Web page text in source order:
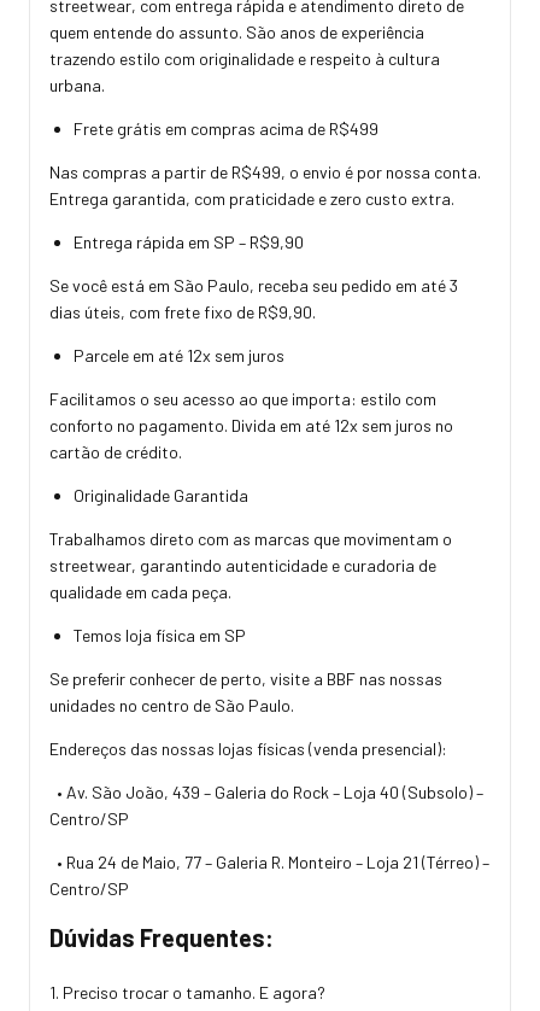
streetwear, com entrega rápida e atendimento direto de
quem entende do assunto. São anos de experiência
trazendo estilo com originalidade e respeito à cultura
urbana.
Frete grátis em compras acima de R$499
Nas compras a partir de R$499, o envio é por nossa conta.
Entrega garantida, com praticidade e zero custo extra.
Entrega rápida em SP – R$9,90
Se você está em São Paulo, receba seu pedido em até 3
dias úteis, com frete fixo de R$9,90.
Parcele em até 12x sem juros
Facilitamos o seu acesso ao que importa: estilo com
conforto no pagamento. Divida em até 12x sem juros no
cartão de crédito.
Originalidade Garantida
Trabalhamos direto com as marcas que movimentam o
streetwear, garantindo autenticidade e curadoria de
qualidade em cada peça.
Temos loja física em SP
Se preferir conhecer de perto, visite a BBF nas nossas
unidades no centro de São Paulo.
Endereços das nossas lojas físicas (venda presencial):
• Av. São João, 439 – Galeria do Rock – Loja 40 (Subsolo) –
Centro/SP
• Rua 24 de Maio, 77 – Galeria R. Monteiro – Loja 21 (Térreo) –
Centro/SP
Dúvidas Frequentes:
1. Preciso trocar o tamanho. E agora?